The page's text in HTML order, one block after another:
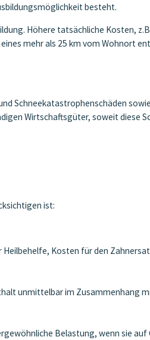
besteht.
Höhere tatsächliche Kosten,
mehr als 25 km vom Wohnort
Schneekatastrophenschäden
Wirtschaftsgüter, soweit diese
ist:
Kosten für den
unmittelbar im Zusammenhang
Belastung, wenn sie